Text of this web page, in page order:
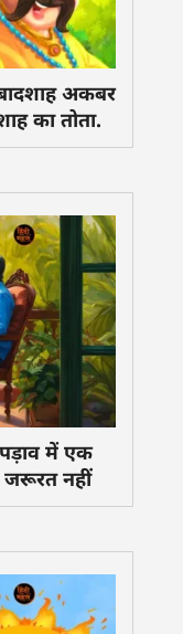
अकबर
का तोता.
में एक
जरूरत नहीं